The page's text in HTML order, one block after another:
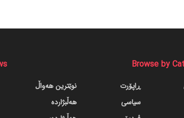
Browse by
ڕاپۆرت
سیاسی
نوێترین هەواڵ
هەڵبژاردە